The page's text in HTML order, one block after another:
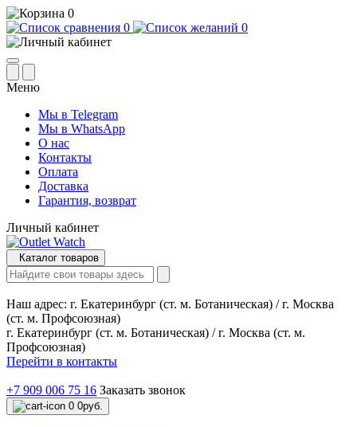
0
0
0
Меню
Мы в Telegram
Мы в WhatsApp
О нас
Контакты
Оплата
Доставка
Гарантия, возврат
Личный кабинет
Каталог товаров
Наш адрес: г. Екатеринбург (ст. м. Ботаническая) / г. Москва
(ст. м. Профсоюзная)
г. Екатеринбург (ст. м. Ботаническая) / г. Москва (ст. м.
Профсоюзная)
Перейти в контакты
+7 909 006 75 16 Заказать звонок
0 0руб.